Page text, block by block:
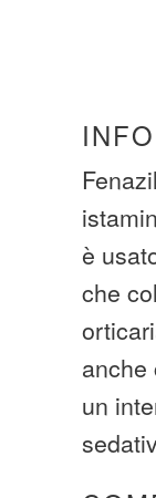
è
che
anche
un